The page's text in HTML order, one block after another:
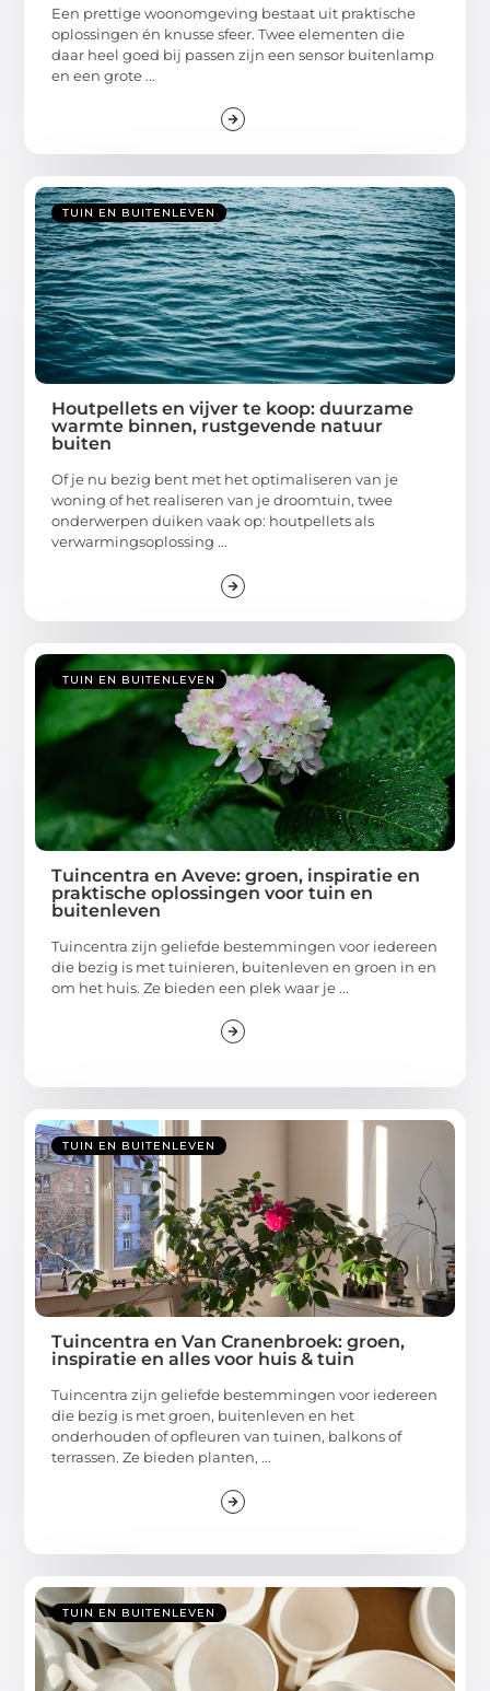
Een prettige woonomgeving bestaat uit praktische
oplossingen én knusse sfeer. Twee elementen die
daar heel goed bij passen zijn een sensor buitenlamp
en een grote ...
TUIN EN BUITENLEVEN
Houtpellets en vijver te koop: duurzame
warmte binnen, rustgevende natuur
buiten
Of je nu bezig bent met het optimaliseren van je
woning of het realiseren van je droomtuin, twee
onderwerpen duiken vaak op: houtpellets als
verwarmingsoplossing ...
TUIN EN BUITENLEVEN
Tuincentra en Aveve: groen, inspiratie en
praktische oplossingen voor tuin en
buitenleven
Tuincentra zijn geliefde bestemmingen voor iedereen
die bezig is met tuinieren, buitenleven en groen in en
om het huis. Ze bieden een plek waar je ...
TUIN EN BUITENLEVEN
Tuincentra en Van Cranenbroek: groen,
inspiratie en alles voor huis & tuin
Tuincentra zijn geliefde bestemmingen voor iedereen
die bezig is met groen, buitenleven en het
onderhouden of opfleuren van tuinen, balkons of
terrassen. Ze bieden planten, ...
TUIN EN BUITENLEVEN